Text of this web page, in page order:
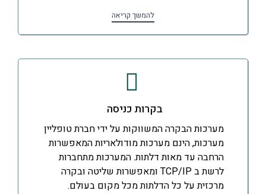
להמשך קריאה
בקרות כניסה
מערכות הבקרה המשווקות על ידי חברת טופליין
מערכות, הינם מערכות מודולאריות המאפשרות
הרחבה עד מאות דלתות. המערכות מתחברות
לרשת ב TCP/IP ומאפשרות שליטה ובקרה
מרכזית על כל הדלתות מכל מקום בעולם.